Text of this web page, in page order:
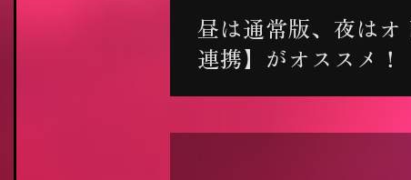
昼は通常版、夜は
連携】がオススメ！